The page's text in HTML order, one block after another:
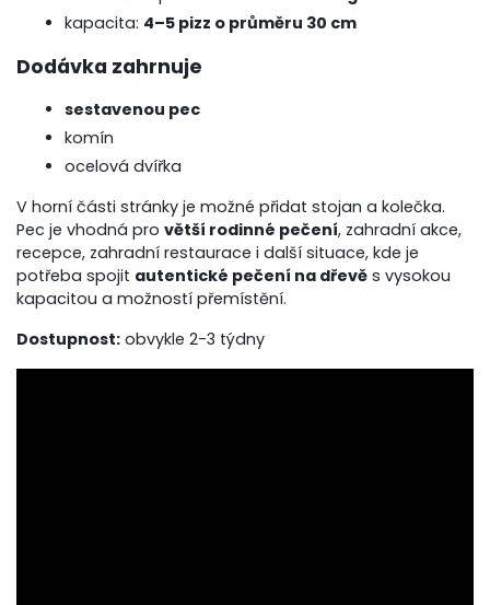
kapacita: 4–5 pizz o průměru 30 cm
Dodávka zahrnuje
sestavenou pec
komín
ocelová dvířka
V horní části stránky je možné přidat stojan a kolečka.
Pec je vhodná provětší rodinné pečení, zahradní akce,
recepce, zahradní restaurace i další situace, kde je
potřeba spojit autentické pečení na dřevě s vysokou
kapacitou a možností přemístění.
Dostupnost: obvykle 2-3 týdny